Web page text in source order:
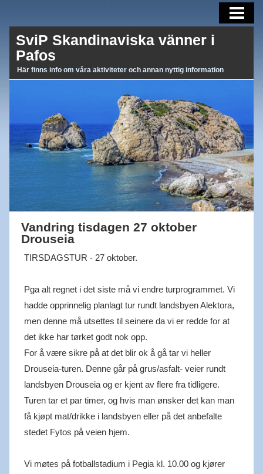
AKTIVITETER
OM OSS
LÄNKAR
SviP Skandinaviska vänner i
Pafos
Här finns info om våra aktiviteter och annan nyttig information
Vandring tisdagen 27 oktober
Drouseia
TIRSDAGSTUR - 27 oktober.
Pga alt regnet i det siste må vi endre turprogrammet. Vi
hadde opprinnelig planlagt tur rundt landsbyen Alektora,
men denne må utsettes til seinere da vi er redde for at
det ikke har tørket godt nok opp.
For å være sikre på at det blir ok å gå tar vi heller
Drouseia-turen. Denne går på grus/asfalt- veier rundt
landsbyen Drouseia og er kjent av flere fra tidligere.
Turen tar et par timer, og hvis man ønsker det kan man
få kjøpt mat/drikke i landsbyen eller på det anbefalte
stedet Fytos på veien hjem.
Vi møtes på fotballstadium i Pegia kl. 10.00 og kjører